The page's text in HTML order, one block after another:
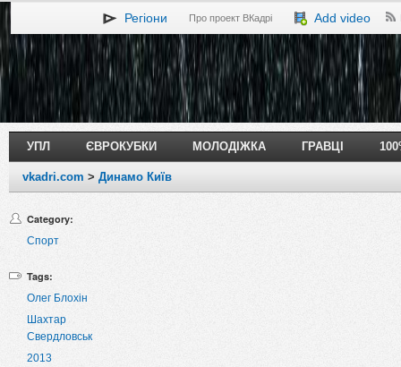
Регіони Про проект ВКадрі Add video
УПЛ ЄВРОКУБКИ МОЛОДІЖКА ГРАВЦІ
vkadri.com > Динамо Київ
Category:
Спорт
Tags:
Олег Блохін
Шахтар
Свердловськ
2013